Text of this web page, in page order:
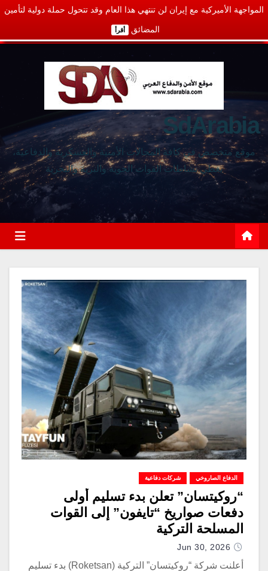
المواجهة الأميركية مع إيران لن تنتهي هذا العام وقد تتحول حملة دولية لتأمين
المضائق أقرأ
SdArabia
موقع متخصص في كافة المجالات الأمنية والعسكرية والدفاعية،
يغطي نشاطات القوات الجوية والبرية والبحرية
الدفاع الصاروخي شركات دفاعية
“روكيتسان” تعلن بدء تسليم أولى
دفعات صواريخ “تايفون” إلى القوات
المسلحة التركية
Jun 30, 2026
أعلنت شركة “روكيتسان” التركية (Roketsan) بدء تسليم